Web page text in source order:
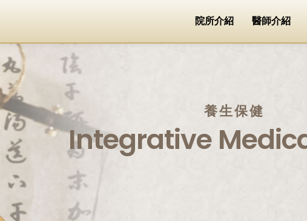
院所介紹 醫師介紹
養生保健
Integrative